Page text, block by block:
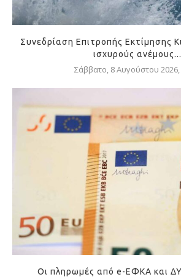
Συνεδρίαση Επιτροπής Εκτίμησης
ισχυρούς ανέμους...
Σάββατο, 8 Αυγούστου 2026,
Οι πληρωμές από e-ΕΦΚΑ και